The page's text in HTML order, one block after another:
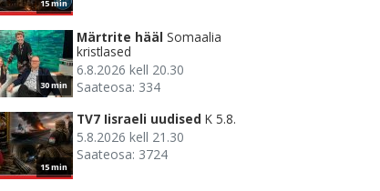
15 min
30 min
Märtrite hääl Somaalia
kristlased
6.8.2026 kell 20.30
Saateosa: 334
15 min
TV7 Iisraeli uudised K 5.8.
5.8.2026 kell 21.30
Saateosa: 3724